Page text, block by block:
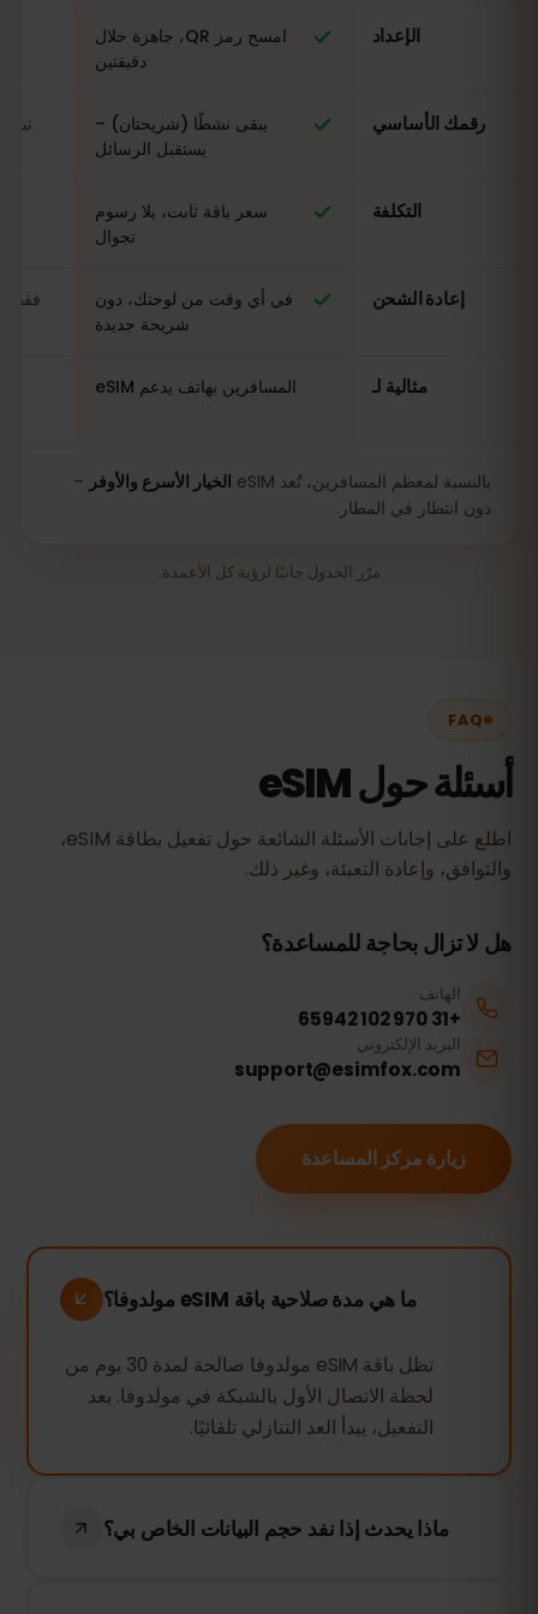
الإعداد
امسح رمز QR، جاهزة خلال
دقيقتين
رقمك الأساسي
يبقى نشطًا (شريحتان) –
يستقبل الرسائل
التكلفة
سعر باقة ثابت، بلا رسوم
تجوال
إعادة الشحن
في أي وقت من لوحتك، دون
شريحة جديدة
فقط
مثالية لـ المسافرين بهاتف يدعم eSIM
بالنسبة لمعظم المسافرين، تُعد eSIM الخيار الأسرع والأوفر –
دون انتظار في المطار.
مرّر الجدول جانبًا لرؤية كل الأعمدة.
FAQ
أسئلة حول eSIM
اطلع على إجابات الأسئلة الشائعة حول تفعيل بطاقة eSIM،
والتوافق، وإعادة التعبئة، وغير ذلك.
هل لا تزال بحاجة للمساعدة؟
الهاتف
+31 970 102 65942
البريد الإلكتروني
support@esimfox.com
زيارة مركز المساعدة
ما هي مدة صلاحية باقة eSIM مولدوفا؟
تظل باقة eSIM مولدوفا صالحة لمدة 30 يوم من
لحظة الاتصال الأول بالشبكة في مولدوفا. بعد
التفعيل، يبدأ العد التنازلي تلقائيًا.
ماذا يحدث إذا نفد حجم البيانات الخاص بي؟